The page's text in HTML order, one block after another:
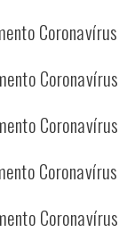
Coronavírus
Coronavírus
Coronavírus
Coronavírus
Coronavírus